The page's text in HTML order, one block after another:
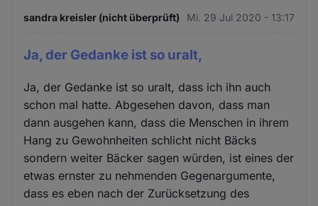
sandra kreisler (nicht überprüft) Mi. 29 Jul 2020 - 13:17
Ja, der Gedanke ist so uralt,
Ja, der Gedanke ist so uralt, dass ich ihn auch
schon mal hatte. Abgesehen davon, dass man
dann ausgehen kann, dass die Menschen in ihrem
Hang zu Gewohnheiten schlicht nicht Bäcks
sondern weiter Bäcker sagen würden, ist eines der
etwas ernster zu nehmenden Gegenargumente,
dass es eben nach der Zurücksetzung des